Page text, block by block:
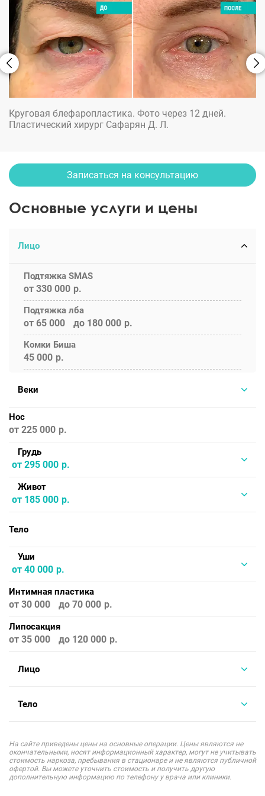
Круговая блефаропластика. Фото через 12 дней.
Пластический хирург Сафарян Д. Л.
Записаться на консультацию
Основные услуги и цены
Лицо
Подтяжка SMAS
от 330 000
Подтяжка лба
от 65 000 до 180 000
Комки Биша
45 000
Веки
Нос
от 225 000
Грудь
от 295 000
Живот
от 185 000
Тело
Уши
от 40 000
Интимная пластика
от 30 000 до 70 000
Липосакция
от 35 000 до 120 000
Лицо
Тело
На сайте приведены цены на основные операции. Цены являются не
окончательными, носят информационный характер, могут не учитывать
стоимость наркоза, пребывания в стационаре и не являются публичной
офертой. Вы можете уточнить стоимость и получить другую
дополнительную информацию по телефону у врача или клиники.